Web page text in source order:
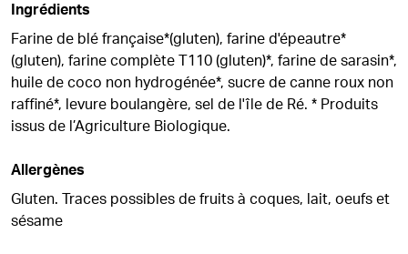
Ingrédients
Farine de blé française*(gluten), farine d'épeautre*
(gluten), farine complète T110 (gluten)*, farine de sarasin*,
huile de coco non hydrogénée*, sucre de canne roux non
raffiné*, levure boulangère, sel de l'île de Ré. * Produits
issus de l’Agriculture Biologique.
Allergènes
Gluten. Traces possibles de fruits à coques, lait, oeufs et
sésame